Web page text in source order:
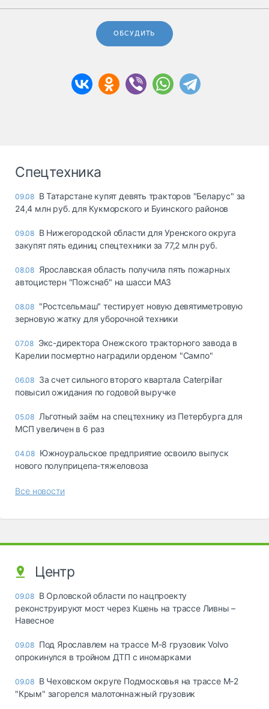
ОБСУДИТЬ
Спецтехника
09.08 В Татарстане купят девять тракторов "Беларус" за
24,4 млн руб. для Кукморского и Буинского районов
09.08 В Нижегородской области для Уренского округа
закупят пять единиц спецтехники за 77,2 млн руб.
08.08 Ярославская область получила пять пожарных
автоцистерн "Пожснаб" на шасси МАЗ
08.08 "Ростсельмаш" тестирует новую девятиметровую
зерновую жатку для уборочной техники
07.08 Экс-директора Онежского тракторного завода в
Карелии посмертно наградили орденом "Сампо"
06.08 За счет сильного второго квартала Caterpillar
повысил ожидания по годовой выручке
05.08 Льготный заём на спецтехнику из Петербурга для
МСП увеличен в 6 раз
04.08 Южноуральское предприятие освоило выпуск
нового полуприцепа-тяжеловоза
Все новости
Центр
09.08 В Орловской области по нацпроекту
реконструируют мост через Кшень на трассе Ливны –
Навесное
09.08 Под Ярославлем на трассе М-8 грузовик Volvo
опрокинулся в тройном ДТП с иномарками
09.08 В Чеховском округе Подмосковья на трассе М-2
"Крым" загорелся малотоннажный грузовик